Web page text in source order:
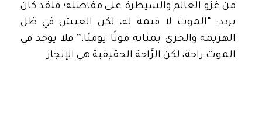
من غزو العالم والسيطرة على مفاصله؛ فلقد كان
يردد: “الموت لا قيمة له، لكن العيش في ظل
الهزيمة والخزي بمثابة موتًا يوميًا.” فلا يوجد في
الموت راحة، لكن الرَّاحة الحقيقية هي الإنجاز.